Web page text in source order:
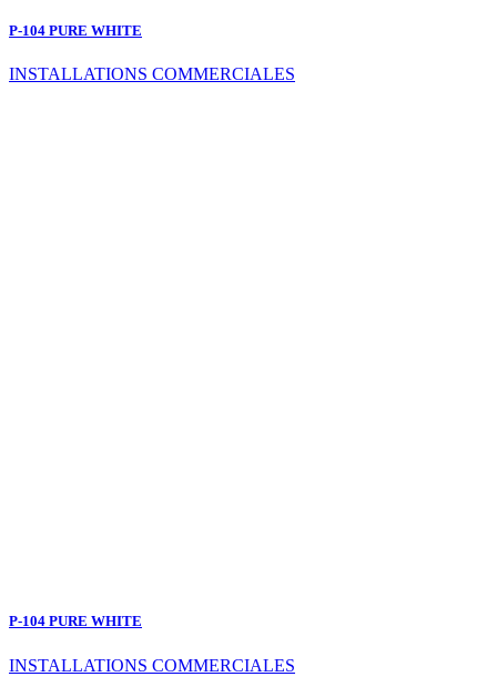
P-104 PURE WHITE
INSTALLATIONS COMMERCIALES
P-104 PURE WHITE
INSTALLATIONS COMMERCIALES